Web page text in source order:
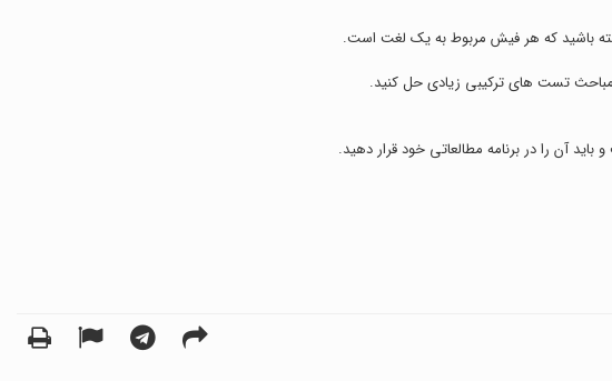
باشید که هر فیش مربوط به یک لغت است.
آن را در برنامه مطالعاتی خود قرار دهید.